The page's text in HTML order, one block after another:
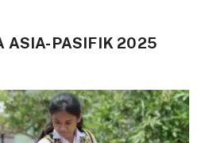
ASIA-PASIFIK 2025